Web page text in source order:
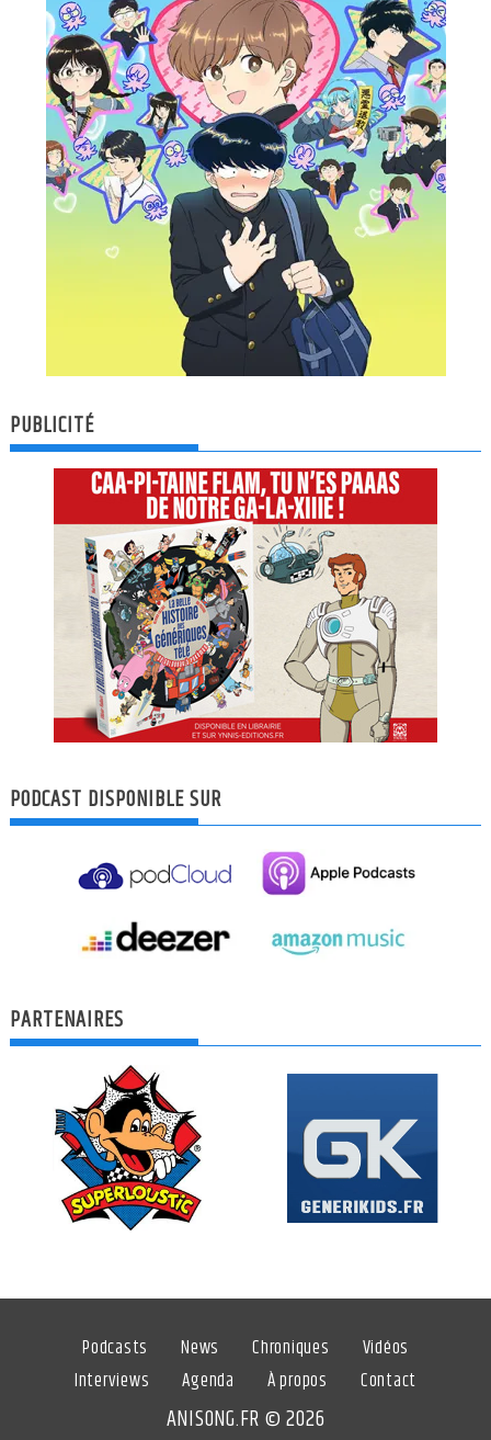
PUBLICITÉ
PODCAST DISPONIBLE SUR
PARTENAIRES
Podcasts News Chroniques
Vidéos
Interviews
Agenda À propos Contact
ANISONG.FR © 2026